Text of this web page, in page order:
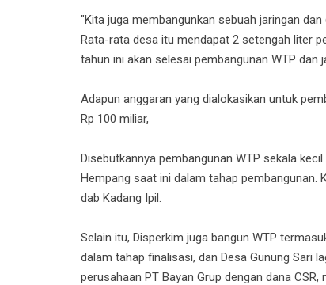
"Kita juga membangunkan sebuah jaringan
Rata-rata desa itu mendapat 2 setengah liter
tahun ini akan selesai pembangunan WTP dan
Adapun anggaran yang dialokasikan untuk
Rp 100 miliar,
Disebutkannya pembangunan WTP sekala
Hempang saat ini dalam tahap pembangunan.
dab Kadang Ipil.
Selain itu, Disperkim juga bangun WTP
dalam tahap finalisasi, dan Desa Gunung Sari
perusahaan PT Bayan Grup dengan dana